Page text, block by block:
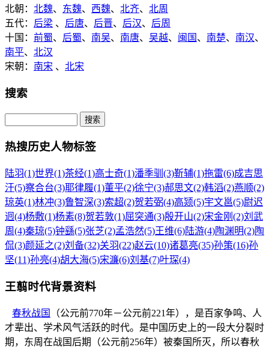
北朝： 北魏、 东魏、 西魏、 北齐、 北周
五代： 后梁 、 后唐、 后晋、 后汉、 后周
十国： 前蜀、 后蜀、 南吴、 南唐、 吴越、 闽国 、 南楚、 南汉、
南平、 北汉
宋朝： 南宋 、 北宋
搜索
热搜历史人物标签
陆羽(1)世界(1)茶经(1)高士奇(1)潘季驯(3)靳辅(1)拖雷(6)成吉思
汗(5)察合台(3)耶律履(1)董平(2)徐宁(3)郝思文(2)韩滔(2)燕顺(2)
琼英(1)林冲(3)鲁智深(3)索超(2)贺若弼(4)高颎(5)宇文邕(5)尉迟
迥(4)杨敷(1)杨素(8)贺若敦(1)屈突通(3)殷开山(2)宋金刚(2)刘武
周(4)秦琼(5)钟繇(5)张芝(2)孟浩然(5)王维(6)陆游(4)陶渊明(2)陶
侃(3)颜延之(2)刘备(32)关羽(22)赵云(10)诸葛亮(35)孙策(16)孙
坚(11)孙亮(4)胡大海(5)宋濂(6)刘基(7)叶琛(4)
王翦时代背景资料
春秋战国
（公元前770年－公元前221年），是百家争鸣、人
才辈出、学术风气活跃的时代。是中国历史上的一段大分裂时
期，东周在战国后期（公元前256年）被秦国所灭，所以春秋